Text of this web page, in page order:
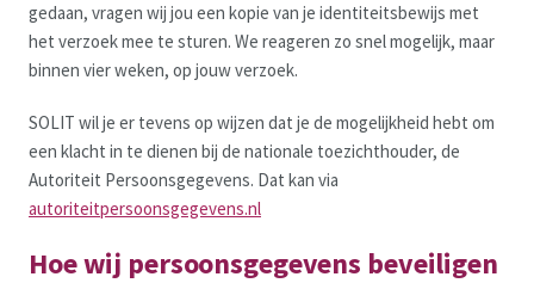
gedaan, vragen wij jou een kopie van je identiteitsbewijs met
het verzoek mee te sturen. We reageren zo snel mogelijk, maar
binnen vier weken, op jouw verzoek.
SOLIT wil je er tevens op wijzen dat je de mogelijkheid hebt om
een klacht in te dienen bij de nationale toezichthouder, de
Autoriteit Persoonsgegevens. Dat kan via
autoriteitpersoonsgegevens.nl
Hoe wij persoonsgegevens beveiligen